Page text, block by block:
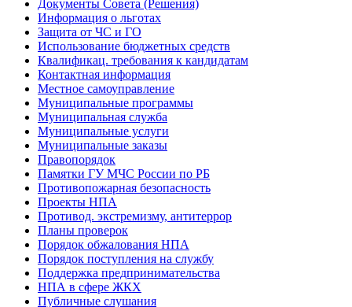
Документы Совета (Решения)
Информация о льготах
Защита от ЧС и ГО
Использование бюджетных средств
Квалификац. требования к кандидатам
Контактная информация
Местное самоуправление
Муниципальные программы
Муниципальная служба
Муниципальные услуги
Муниципальные заказы
Правопорядок
Памятки ГУ МЧС России по РБ
Противопожарная безопасность
Проекты НПА
Противод. экстремизму, антитеррор
Планы проверок
Порядок обжалования НПА
Порядок поступления на службу
Поддержка предпринимательства
НПА в сфере ЖКХ
Публичные слушания